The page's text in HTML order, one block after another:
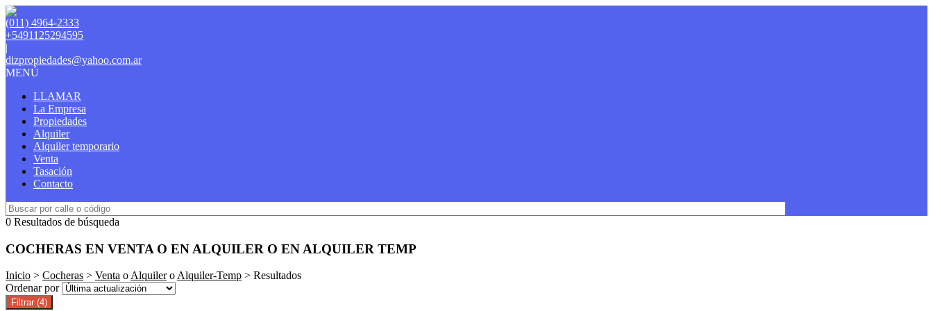
(011) 4964-2333
+5491125294595
|
dizpropiedades@yahoo.com.ar
MENÚ
LLAMAR
La Empresa
Propiedades
Alquiler
Alquiler temporario
Venta
Tasación
Contacto
0 Resultados de búsqueda
COCHERAS EN VENTA O EN ALQUILER O EN ALQUILER TEMP
Inicio > Cocheras > Venta oAlquileroAlquiler-Temp > Resultados
Ordenar por
Filtrar (4)